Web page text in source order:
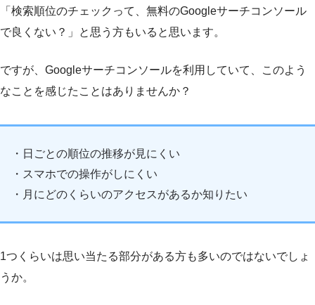
「検索順位のチェックって、無料のGoogleサーチコンソール
で良くない？」と思う方もいると思います。
ですが、Googleサーチコンソールを利用していて、このよう
なことを感じたことはありませんか？
・日ごとの順位の推移が見にくい
・スマホでの操作がしにくい
・月にどのくらいのアクセスがあるか知りたい
1つくらいは思い当たる部分がある方も多いのではないでしょ
うか。